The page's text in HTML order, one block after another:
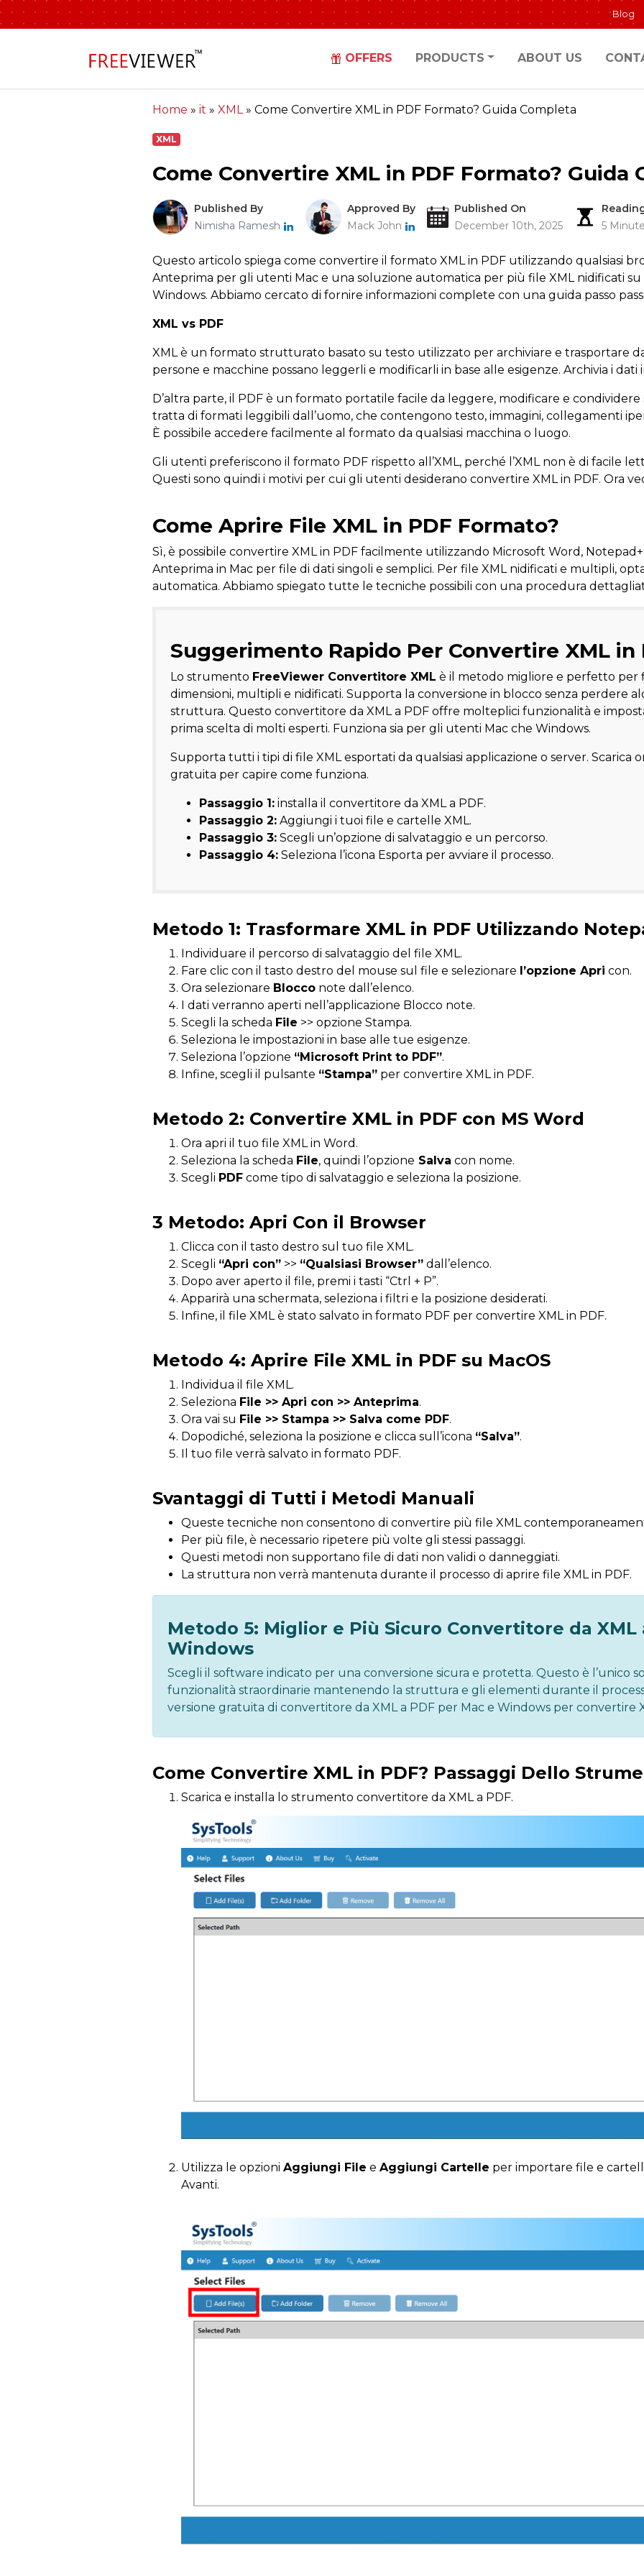
Blog
OFFERS PRODUCTS ABOUT US
Home » it » XML » Come Convertire XML in PDF Formato? Guida Completa
XML
Come Convertire XML in PDF Formato? Guida
Published By
Nimisha Ramesh
Approved By
Mack John
Published On
December 10th, 2025
5
Questo articolo spiega come convertire il formato XML in PDF utilizzando qualsiasi
Anteprima per gli utenti Mac e una soluzione automatica per più file XML nidificati su
Windows. Abbiamo cercato di fornire informazioni complete con una guida passo
XML vs PDF
XML è un formato strutturato basato su testo utilizzato per archiviare e trasportare
persone e macchine possano leggerli e modificarli in base alle esigenze. Archivia i
D’altra parte, il PDF è un formato portatile facile da leggere, modificare e condividere
tratta di formati leggibili dall’uomo, che contengono testo, immagini, collegamenti
È possibile accedere facilmente al formato da qualsiasi macchina o luogo.
Gli utenti preferiscono il formato PDF rispetto all’XML, perché l’XML non è di facile
Questi sono quindi i motivi per cui gli utenti desiderano convertire XML in PDF. Ora
Come Aprire File XML in PDF Formato?
Sì, è possibile convertire XML in PDF facilmente utilizzando Microsoft Word,
Anteprima in Mac per file di dati singoli e semplici. Per file XML nidificati e multipli,
automatica. Abbiamo spiegato tutte le tecniche possibili con una procedura
Suggerimento Rapido Per Convertire XML in
Lo strumento FreeViewer Convertitore XML è il metodo migliore e perfetto per
dimensioni, multipli e nidificati. Supporta la conversione in blocco senza perdere
struttura. Questo convertitore da XML a PDF offre molteplici funzionalità e
prima scelta di molti esperti. Funziona sia per gli utenti Mac che Windows.
Supporta tutti i tipi di file XML esportati da qualsiasi applicazione o server. Scarica
gratuita per capire come funziona.
Passaggio 1: installa il convertitore da XML a PDF.
Passaggio 2: Aggiungi i tuoi file e cartelle XML.
Passaggio 3: Scegli un’opzione di salvataggio e un percorso.
Passaggio 4: Seleziona l’icona Esporta per avviare il processo.
Metodo 1: Trasformare XML in PDF Utilizzando
Individuare il percorso di salvataggio del file XML.
Fare clic con il tasto destro del mouse sul file e selezionare l’opzione Apri con.
Ora selezionare Blocco note dall’elenco.
I dati verranno aperti nell’applicazione Blocco note.
Scegli la scheda File >> opzione Stampa.
Seleziona le impostazioni in base alle tue esigenze.
Seleziona l’opzione “Microsoft Print to PDF”.
Infine, scegli il pulsante “Stampa” per convertire XML in PDF.
Metodo 2: Convertire XML in PDF con MS Word
Ora apri il tuo file XML in Word.
Seleziona la scheda File, quindi l’opzione Salva con nome.
Scegli PDF come tipo di salvataggio e seleziona la posizione.
3 Metodo: Apri Con il Browser
Clicca con il tasto destro sul tuo file XML.
Scegli “Apri con” >> “Qualsiasi Browser” dall’elenco.
Dopo aver aperto il file, premi i tasti “Ctrl + P”.
Apparirà una schermata, seleziona i filtri e la posizione desiderati.
Infine, il file XML è stato salvato in formato PDF per convertire XML in PDF.
Metodo 4: Aprire File XML in PDF su MacOS
Individua il file XML.
Seleziona File >> Apri con >> Anteprima.
Ora vai su File >> Stampa >> Salva come PDF.
Dopodiché, seleziona la posizione e clicca sull’icona “Salva”.
Il tuo file verrà salvato in formato PDF.
Svantaggi di Tutti i Metodi Manuali
Queste tecniche non consentono di convertire più file XML
Per più file, è necessario ripetere più volte gli stessi passaggi.
Questi metodi non supportano file di dati non validi o danneggiati.
La struttura non verrà mantenuta durante il processo di aprire file XML in PDF.
Metodo 5: Miglior e Più Sicuro Convertitore da XML
Windows
Scegli il software indicato per una conversione sicura e protetta. Questo è l’unico
funzionalità straordinarie mantenendo la struttura e gli elementi durante il
versione gratuita di convertitore da XML a PDF per Mac e Windows per convertire
Come Convertire XML in PDF? Passaggi Dello
Scarica e installa lo strumento convertitore da XML a PDF.
Utilizza le opzioni Aggiungi File e Aggiungi Cartelle per importare file e
Avanti.